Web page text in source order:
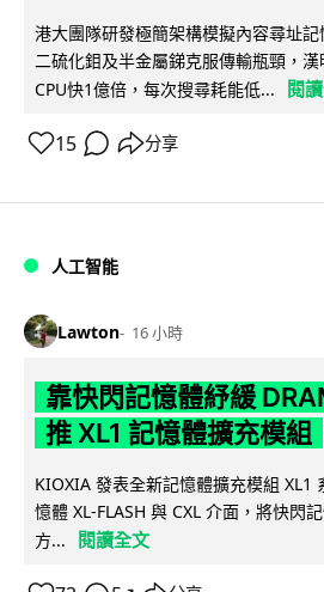
港大團隊研發極簡架構模擬內容尋址
二硫化鉬及半金屬銻克服傳輸瓶頸，
CPU快1億倍，每次搜尋耗能低...
閱
15 分享
人工智能
Lawton 16 小時
靠快閃記憶體紓緩
推 XL1 記憶體擴充模組
KIOXIA 發表全新記憶體擴充模組 XL1
憶體 XL-FLASH 與 CXL 介面，將快閃
方...
閱讀全文